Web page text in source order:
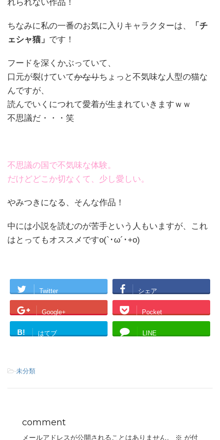
れられない作品！
ちなみに私の一番のお気に入りキャラクターは、
「チ
ェシャ猫」 です！
フードを深くかぶっていて、
口元が裂けていてかなりちょっと不気味な人型の猫な
んですが、
読んでいくにつれて愛着が生まれていきますｗｗ
不思議だ・・・笑
不思議の国で不気味な体験。
だけどどこか切なくて、少し愛しい。
やみつきになる、そんな作品！
中には小説を読むのが苦手という人もいますが、これ
はとってもオススメですo(`･ω´･+o)
Twitter シェア
Google+ Pocket
B! はてブ LINE
-未分類
comment
メールアドレスが公開されることはありません。 ※ が付